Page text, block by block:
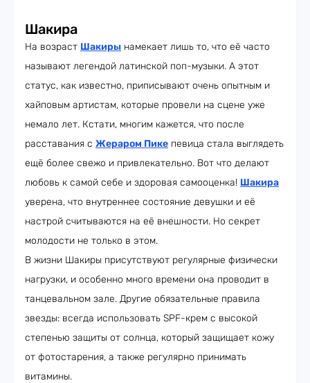
Шакира
На возраст Шакиры намекает лишь то, что её часто
называют легендой латинской поп-музыки. А этот
статус, как известно, приписывают очень опытным и
хайповым артистам, которые провели на сцене уже
немало лет. Кстати, многим кажется, что после
расставания с Жераром Пике певица стала выглядеть
ещё более свежо и привлекательно. Вот что делают
любовь к самой себе и здоровая самооценка! Шакира
уверена, что внутреннее состояние девушки и её
настрой считываются на её внешности. Но секрет
молодости не только в этом.
В жизни Шакиры присутствуют регулярные физически
нагрузки, и особенно много времени она проводит в
танцевальном зале. Другие обязательные правила
звезды: всегда использовать SPF-крем с высокой
степенью защиты от солнца, который защищает кожу
от фотостарения, а также регулярно принимать
витамины.